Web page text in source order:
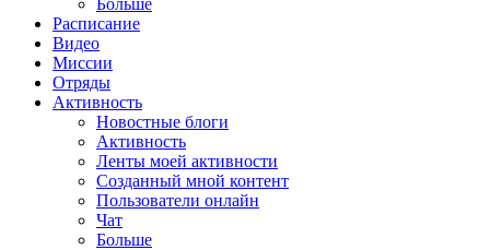
Больше
Расписание
Видео
Миссии
Отряды
Активность
Новостные блоги
Активность
Ленты моей активности
Созданный мной контент
Пользователи онлайн
Чат
Больше